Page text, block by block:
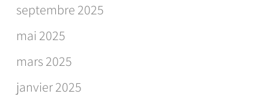
septembre 2025
mai 2025
mars 2025
janvier 2025